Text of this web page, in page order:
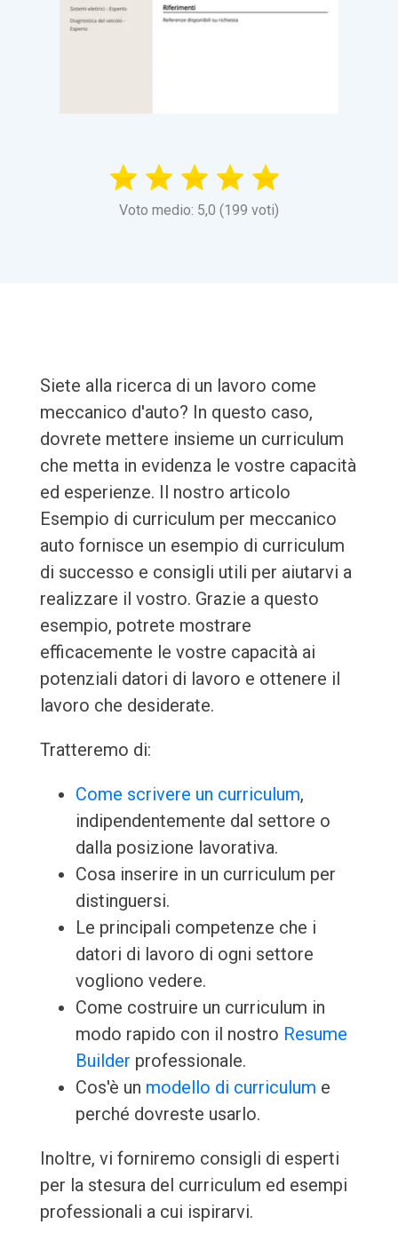
Voto medio: 5,0 (199 voti)
Siete alla ricerca di un lavoro come
meccanico d'auto? In questo caso,
dovrete mettere insieme un curriculum
che metta in evidenza le vostre capacità
ed esperienze. Il nostro articolo
Esempio di curriculum per meccanico
auto fornisce un esempio di curriculum
di successo e consigli utili per aiutarvi a
realizzare il vostro. Grazie a questo
esempio, potrete mostrare
efficacemente le vostre capacità ai
potenziali datori di lavoro e ottenere il
lavoro che desiderate.
Tratteremo di:
Come scrivere un curriculum,
indipendentemente dal settore o
dalla posizione lavorativa.
Cosa inserire in un curriculum per
distinguersi.
Le principali competenze che i
datori di lavoro di ogni settore
vogliono vedere.
Come costruire un curriculum in
modo rapido con il nostro Resume
Builder professionale.
Cos'è un modello di curriculum e
perché dovreste usarlo.
Inoltre, vi forniremo consigli di esperti
per la stesura del curriculum ed esempi
professionali a cui ispirarvi.